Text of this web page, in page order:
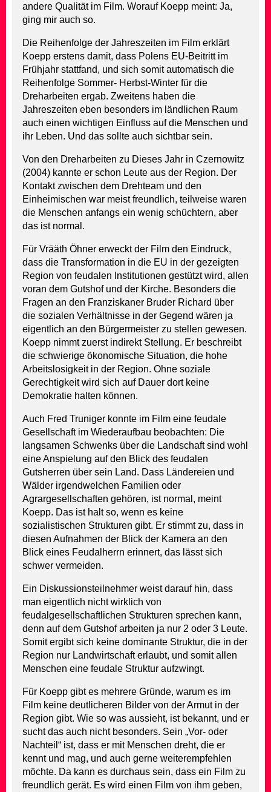
andere Qualität im Film. Worauf Koepp meint: Ja,
ging mir auch so.
Die Reihenfolge der Jahreszeiten im Film erklärt
Koepp erstens damit, dass Polens EU-Beitritt im
Frühjahr stattfand, und sich somit automatisch die
Reihenfolge Sommer- Herbst-Winter für die
Dreharbeiten ergab. Zweitens haben die
Jahreszeiten eben besonders im ländlichen Raum
auch einen wichtigen Einfluss auf die Menschen und
ihr Leben. Und das sollte auch sichtbar sein.
Von den Dreharbeiten zu Dieses Jahr in Czernowitz
(2004) kannte er schon Leute aus der Region. Der
Kontakt zwischen dem Drehteam und den
Einheimischen war meist freundlich, teilweise waren
die Menschen anfangs ein wenig schüchtern, aber
das ist normal.
Für Vrääth Öhner erweckt der Film den Eindruck,
dass die Transformation in die EU in der gezeigten
Region von feudalen Institutionen gestützt wird, allen
voran dem Gutshof und der Kirche. Besonders die
Fragen an den Franziskaner Bruder Richard über
die sozialen Verhältnisse in der Gegend wären ja
eigentlich an den Bürgermeister zu stellen gewesen.
Koepp nimmt zuerst indirekt Stellung. Er beschreibt
die schwierige ökonomische Situation, die hohe
Arbeitslosigkeit in der Region. Ohne soziale
Gerechtigkeit wird sich auf Dauer dort keine
Demokratie halten können.
Auch Fred Truniger konnte im Film eine feudale
Gesellschaft im Wiederaufbau beobachten: Die
langsamen Schwenks über die Landschaft sind wohl
eine Anspielung auf den Blick des feudalen
Gutsherren über sein Land. Dass Ländereien und
Wälder irgendwelchen Familien oder
Agrargesellschaften gehören, ist normal, meint
Koepp. Das ist halt so, wenn es keine
sozialistischen Strukturen gibt. Er stimmt zu, dass in
diesen Aufnahmen der Blick der Kamera an den
Blick eines Feudalherrn erinnert, das lässt sich
schwer vermeiden.
Ein Diskussionsteilnehmer weist darauf hin, dass
man eigentlich nicht wirklich von
feudalgesellschaftlichen Strukturen sprechen kann,
denn auf dem Gutshof arbeiten ja nur 2 oder 3 Leute.
Somit ergibt sich keine dominante Struktur, die in der
Region nur Landwirtschaft erlaubt, und somit allen
Menschen eine feudale Struktur aufzwingt.
Für Koepp gibt es mehrere Gründe, warum es im
Film keine deutlicheren Bilder von der Armut in der
Region gibt. Wie so was aussieht, ist bekannt, und er
sucht das auch nicht besonders. Sein „Vor- oder
Nachteil“ ist, dass er mit Menschen dreht, die er
kennt und mag, und auch gerne weiterempfehlen
möchte. Da kann es durchaus sein, dass ein Film zu
freundlich gerät. Es wird einen Film von ihm geben,